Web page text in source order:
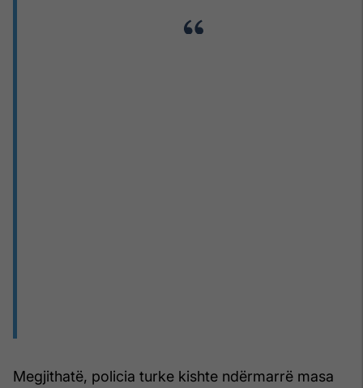
Megjithatë, policia turke kishte ndërmarrë masa